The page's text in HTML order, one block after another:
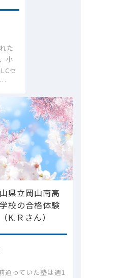
た
小
セ
…
県立岡山南高
校の合格体験
K.Ｒさん）
通っていた塾は週1